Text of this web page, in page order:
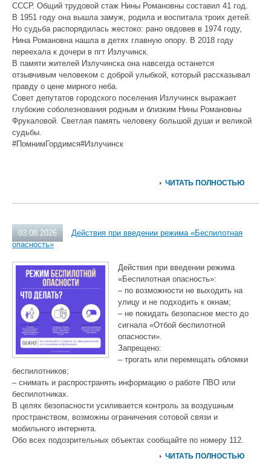
СССР. Общий трудовой стаж Нины Романовны составил 41 год.
В 1951 году она вышла замуж, родила и воспитала троих детей.
Но судьба распорядилась жестоко: рано овдовев в 1974 году,
Нина Романовна нашла в детях главную опору. В 2018 году
переехала к дочери в пгт Излучинск.
В памяти жителей Излучинска она навсегда останется
отзывчивым человеком с доброй улыбкой, который рассказывал
правду о цене мирного неба.
Совет депутатов городского поселения Излучинск выражает
глубокие соболезнования родным и близким Нины Романовны
Фрукаловой. Светлая память человеку большой души и великой
судьбы.
#ПомнимГордимся#Излучинск
ЧИТАТЬ ПОЛНОСТЬЮ
03.08.2026
Действия при введении режима «Беспилотная
опасность»
Действия при введении режима
«Беспилотная опасность»:
– по возможности не выходить на
улицу и не подходить к окнам;
– не покидать безопасное место до
сигнала «Отбой беспилотной
опасности».
Запрещено:
– трогать или перемещать обломки
беспилотников;
– снимать и распространять информацию о работе ПВО или
беспилотниках.
В целях безопасности усиливается контроль за воздушным
пространством, возможны ограничения сотовой связи и
мобильного интернета.
Обо всех подозрительных объектах сообщайте по номеру 112.
ЧИТАТЬ ПОЛНОСТЬЮ